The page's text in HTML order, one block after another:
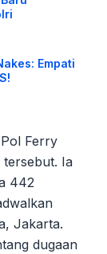
Empati
Ferry
Ia
442
Jakarta.
dugaan